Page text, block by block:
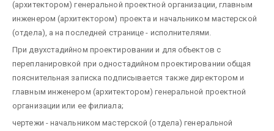
(архитектором) генеральной проектной организации, главным
инженером (архитектором) проекта и начальником мастерской
(отдела), а на последней странице - исполнителями.
При двухстадийном проектировании и для объектов с
перепланировкой при одностадийном проектировании общая
пояснительная записка подписывается также директором и
главным инженером (архитектором) генеральной проектной
организации или ее филиала;
чертежи - начальником мастерской (отдела) генеральной